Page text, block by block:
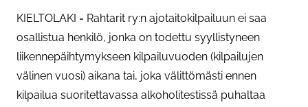
KIELTOLAKI = Rahtarit ry:n ajotaitokilpailuun ei saa
osallistua henkilö, jonka on todettu syyllistyneen
liikennepäihtymykseen kilpailuvuoden (kilpailujen
välinen vuosi) aikana tai, joka välittömästi ennen
kilpailua suoritettavassa alkoholitestissä puhaltaa